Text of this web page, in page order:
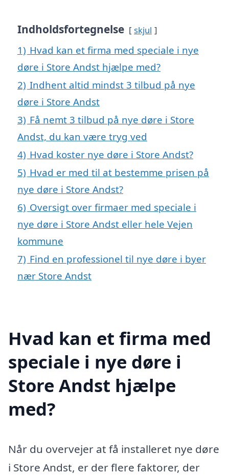
Indholdsfortegnelse skjul
1) Hvad kan et firma med speciale i nye
døre i Store Andst hjælpe med?
2) Indhent altid mindst 3 tilbud på nye
døre i Store Andst
3) Få nemt 3 tilbud på nye døre i Store
Andst, du kan være tryg ved
4) Hvad koster nye døre i Store Andst?
5) Hvad er med til at bestemme prisen på
nye døre i Store Andst?
6) Oversigt over firmaer med speciale i
nye døre i Store Andst eller hele Vejen
kommune
7) Find en professionel til nye døre i byer
nær Store Andst
Hvad kan et firma med
speciale i nye døre i
Store Andst hjælpe
med?
Når du overvejer at få installeret nye døre
i Store Andst, er der flere faktorer, der